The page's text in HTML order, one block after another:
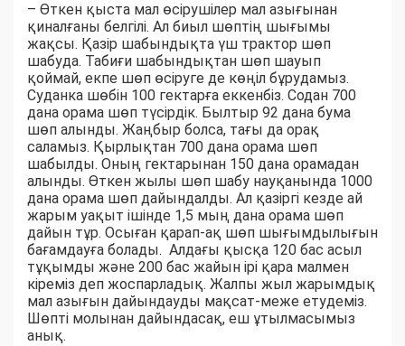
– Өткен қыста мал өсірушілер мал азығынан
қиналғаны белгілі. Ал биыл шөптің шығымы
жақсы. Қазір шабындықта үш трактор шөп
шабуда. Табиғи шабындықтан шөп шауып
қоймай, екпе шөп өсіруге де көңіл бұрудамыз.
Суданка шөбін 100 гектарға еккенбіз. Содан 700
дана орама шөп түсірдік. Былтыр 92 дана бума
шөп алынды. Жаңбыр болса, тағы да орақ
саламыз. Қырлықтан 700 дана орама шөп
шабылды. Оның гектарынан 150 дана орамадан
алынды. Өткен жылы шөп шабу науқанында 1000
дана орама шөп дайындалды. Ал қазіргі кезде ай
жарым уақыт ішінде 1,5 мың дана орама шөп
дайын тұр. Осыған қарап-ақ шөп шығымдылығын
бағамдауға болады. Алдағы қысқа 120 бас асыл
тұқымды және 200 бас жайын ірі қара малмен
кіреміз деп жоспарладық. Жалпы жыл жарымдық
мал азығын дайындауды мақсат-меже етудеміз.
Шөпті молынан дайындасақ, еш ұтылмасымыз
анық.